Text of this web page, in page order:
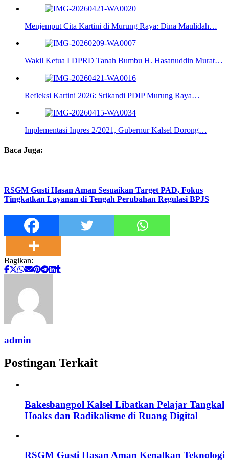
Menjemput Cita Kartini di Murung Raya: Dina Maulidah…
Wakil Ketua I DPRD Tanah Bumbu H. Hasanuddin Murat…
Refleksi Kartini 2026: Srikandi PDIP Murung Raya…
Implementasi Inpres 2/2021, Gubernur Kalsel Dorong…
Baca Juga:
RSGM Gusti Hasan Aman Sesuaikan Target PAD, Fokus
Tingkatkan Layanan di Tengah Perubahan Regulasi BPJS
Bagikan:
admin
Postingan Terkait
Bakesbangpol Kalsel Libatkan Pelajar Tangkal
Hoaks dan Radikalisme di Ruang Digital
RSGM Gusti Hasan Aman Kenalkan Teknologi